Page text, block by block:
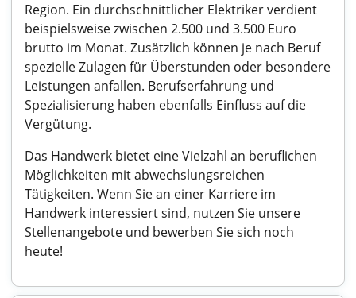
Region. Ein durchschnittlicher Elektriker verdient
beispielsweise zwischen 2.500 und 3.500 Euro
brutto im Monat. Zusätzlich können je nach Beruf
spezielle Zulagen für Überstunden oder besondere
Leistungen anfallen. Berufserfahrung und
Spezialisierung haben ebenfalls Einfluss auf die
Vergütung.
Das Handwerk bietet eine Vielzahl an beruflichen
Möglichkeiten mit abwechslungsreichen
Tätigkeiten. Wenn Sie an einer Karriere im
Handwerk interessiert sind, nutzen Sie unsere
Stellenangebote und bewerben Sie sich noch
heute!